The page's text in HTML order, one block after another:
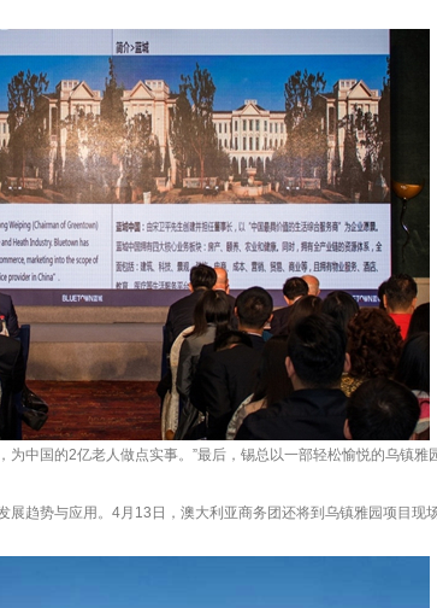
中国的2亿老人做点实事。”最后，锡总以一部轻松愉悦的乌镇
展趋势与应用。4月13日，澳大利亚商务团还将到乌镇雅园项目现